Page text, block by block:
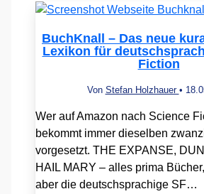
BuchKnall – Das neue
Lexikon für
Fiction
Von Stefan Holzhauer •
Wer auf Amazon nach Science
bekommt immer dieselben
vorgesetzt. THE EXPANSE,
HAIL MARY – alles prima
aber die deutschsprachige SF…